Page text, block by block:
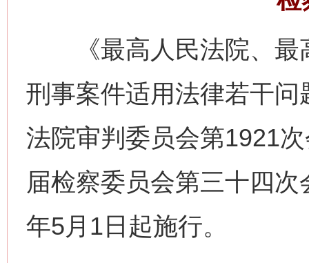
《最高人民法院、最
刑事案件适用法律若干
法院审判委员会第1921
届检察委员会第三十四
年5月1日起施行。